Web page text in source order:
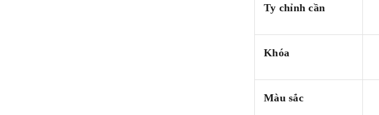
Ty chỉnh cần
Khóa
Màu sắc